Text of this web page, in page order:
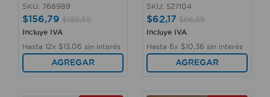
SKU: 768989
$156,79 $185,55
Incluye IVA
Hasta 12x $13 06 sin interés
AGREGAR
SKU: 527104
$62,17 $66,85
Incluye IVA
Hasta 6x $10 36 sin interés
AGREGAR